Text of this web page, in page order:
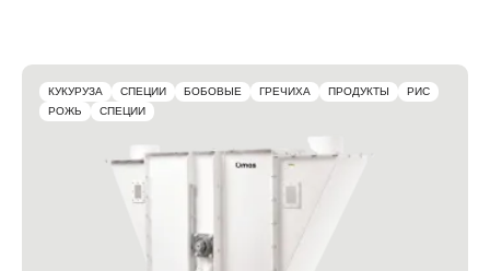
КУКУРУЗА СПЕЦИИ БОБОВЫЕ ГРЕЧИХА ПРОДУКТЫ
РИС
РОЖЬ
СПЕЦИИ